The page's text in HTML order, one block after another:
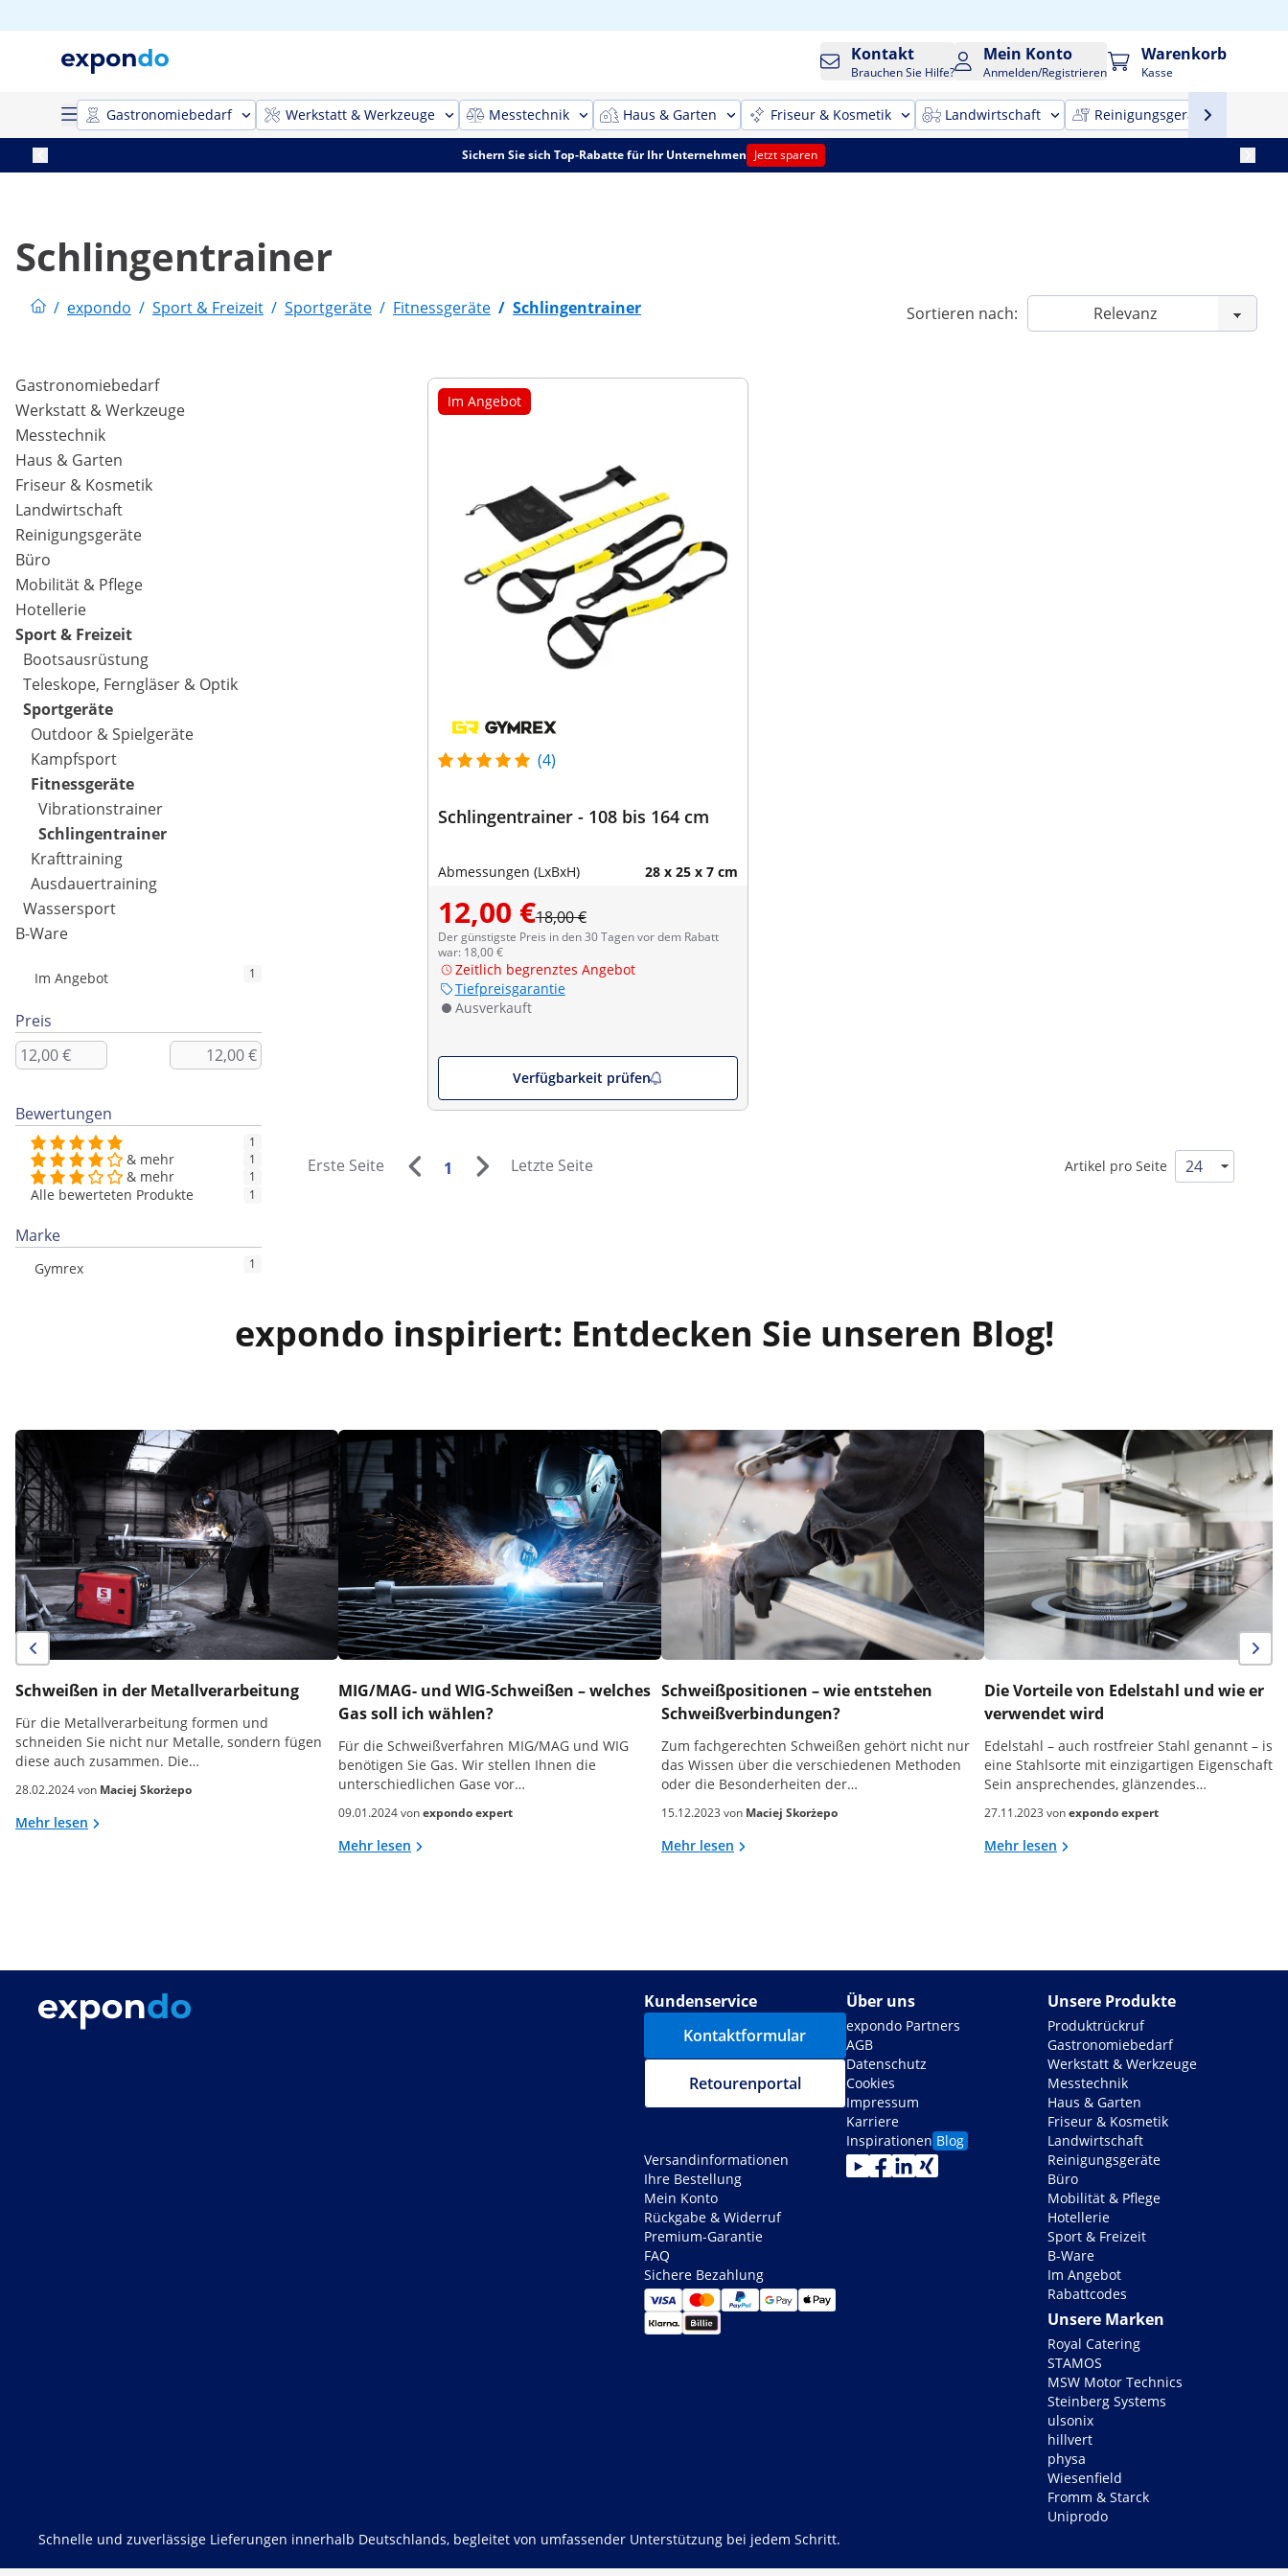
Kontakt
Brauchen Sie Hilfe?
Mein Konto
Anmelden/Registrieren
Warenkorb
Kasse
Gastronomiebedarf Werkstatt & Werkzeuge Messtechnik Haus & Garten Friseur & Kosmetik Landwirtschaft Reinigungsgeräte
Sichern Sie sich Top-Rabatte für Ihr Unternehmen Jetzt sparen
Schlingentrainer
/ expondo / Sport & Freizeit / Sportgeräte / Fitnessgeräte / Schlingentrainer Sortieren nach:
Gastronomiebedarf
Werkstatt & Werkzeuge
Messtechnik
Haus & Garten
Friseur & Kosmetik
Landwirtschaft
Reinigungsgeräte
Büro
Mobilität & Pflege
Hotellerie
Sport & Freizeit
Bootsausrüstung
Teleskope, Ferngläser & Optik
Sportgeräte
Outdoor & Spielgeräte
Kampfsport
Fitnessgeräte
Vibrationstrainer
Schlingentrainer
Krafttraining
Ausdauertraining
Wassersport
B-Ware
Im Angebot 1
Preis
Bewertungen
1
& mehr 1
& mehr 1
Alle bewerteten Produkte 1
Marke
Gymrex 1
Im Angebot
(4)
Schlingentrainer - 108 bis 164 cm
Abmessungen (LxBxH) 28 x 25 x 7 cm
12,00 €18,00 €
Der günstigste Preis in den 30 Tagen vor dem Rabatt
war: 18,00 €
Zeitlich begrenztes Angebot
Tiefpreisgarantie
Ausverkauft
Verfügbarkeit prüfen
Erste Seite 1 Letzte Seite Artikel pro Seite
expondo inspiriert: Entdecken Sie unseren Blog!
Schweißen in der Metallverarbeitung
Für die Metallverarbeitung formen und
schneiden Sie nicht nur Metalle, sondern fügen
diese auch zusammen. Die…
28.02.2024 von Maciej Skorżepo
Mehr lesen
MIG/MAG- und WIG-Schweißen – welches
Gas soll ich wählen?
Für die Schweißverfahren MIG/MAG und WIG
benötigen Sie Gas. Wir stellen Ihnen die
unterschiedlichen Gase vor…
09.01.2024 vonexpondo expert
Mehr lesen
Schweißpositionen – wie entstehen
Schweißverbindungen?
Zum fachgerechten Schweißen gehört nicht nur
das Wissen über die verschiedenen Methoden
oder die Besonderheiten der…
15.12.2023 von Maciej Skorżepo
Mehr lesen
Die Vorteile von Edelstahl und wie er
verwendet wird
Edelstahl – auch rostfreier Stahl genannt – ist
eine Stahlsorte mit einzigartigen
Sein ansprechendes, glänzendes…
27.11.2023 vonexpondo expert
Mehr lesen
Kundenservice
Kontaktformular
Retourenportal
Versandinformationen
Ihre Bestellung
Mein Konto
Rückgabe & Widerruf
Premium-Garantie
FAQ
Sichere Bezahlung
Über uns
expondo Partners
AGB
Datenschutz
Cookies
Impressum
Karriere
Inspirationen Blog
Unsere Produkte
Produktrückruf
Gastronomiebedarf
Werkstatt & Werkzeuge
Messtechnik
Haus & Garten
Friseur & Kosmetik
Landwirtschaft
Reinigungsgeräte
Büro
Mobilität & Pflege
Hotellerie
Sport & Freizeit
B-Ware
Im Angebot
Rabattcodes
Unsere Marken
Royal Catering
STAMOS
MSW Motor Technics
Steinberg Systems
ulsonix
hillvert
physa
Wiesenfield
Fromm & Starck
Uniprodo
Schnelle und zuverlässige Lieferungen innerhalb Deutschlands, begleitet von umfassender Unterstützung bei jedem Schritt.